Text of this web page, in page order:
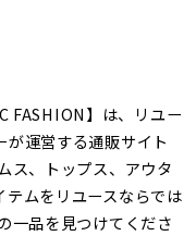
FASHION】は、リユー
が運営する通販サイト
ス、トップス、アウタ
ムをリユースならでは
一品を見つけてくださ